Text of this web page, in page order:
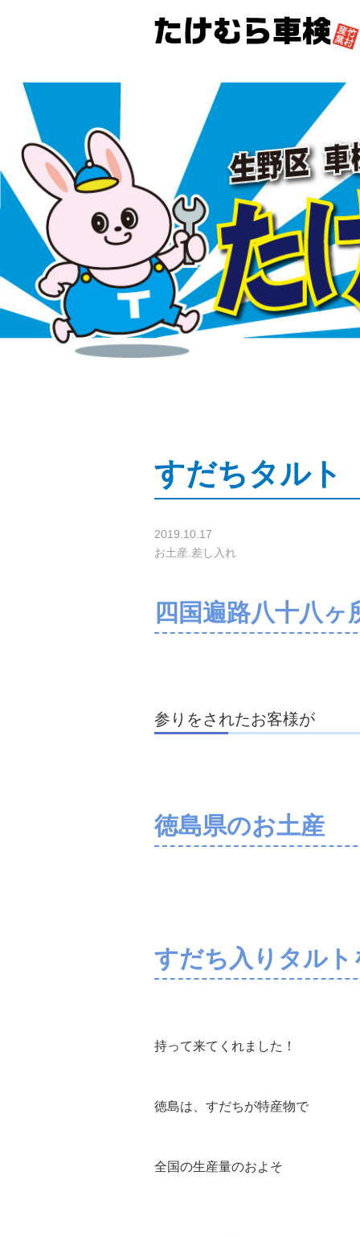
すだちタル
2019.10.17
お土産.差し入れ
四国遍路八十八ヶ
参りをされたお客様が
徳島県のお土産
すだち入りタルト
持って来てくれました！
徳島は、すだちが特産物で
全国の生産量のおよそ